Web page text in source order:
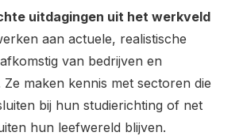
uitdagingen uit het werkveld
aan actuele, realistische
van bedrijven en
Ze maken kennis met sectoren die
bij hun studierichting of net
hun leefwereld blijven.